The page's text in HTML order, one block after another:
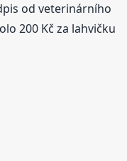
od veterinárního
200 Kč za lahvičku